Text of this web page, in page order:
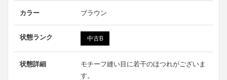
カラー ブラウン
状態ランク 中古B
状態詳細
モチーフ縫い目に若干のほつれがございま
す。